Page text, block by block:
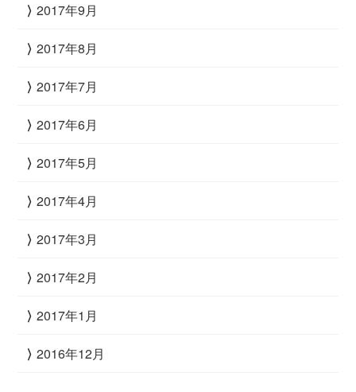
2017年9月
2017年8月
2017年7月
2017年6月
2017年5月
2017年4月
2017年3月
2017年2月
2017年1月
2016年12月